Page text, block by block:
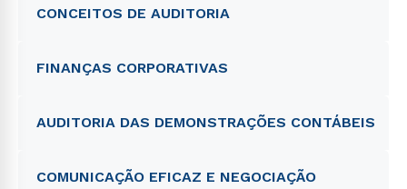
CONCEITOS DE AUDITORIA
FINANÇAS CORPORATIVAS
AUDITORIA DAS DEMONSTRAÇÕES CONTÁBEIS
COMUNICAÇÃO EFICAZ E NEGOCIAÇÃO